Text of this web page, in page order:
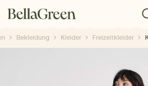
Bekleidung Kleider Freizeitkleider